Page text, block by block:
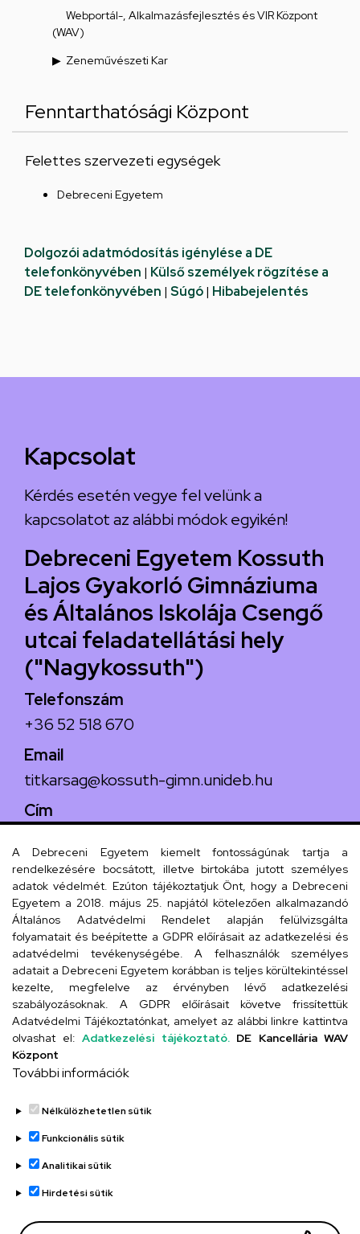
Webportál-, Alkalmazásfejlesztés és VIR Központ
(WAV)
Zeneművészeti Kar
Fenntarthatósági Központ
Felettes szervezeti egységek
Debreceni Egyetem
Dolgozói adatmódosítás igénylése a DE
telefonkönyvében | Külső személyek rögzítése a
DE telefonkönyvében | Súgó| Hibabejelentés
Kapcsolat
Kérdés esetén vegye fel velünk a
kapcsolatot az alábbi módok egyikén!
Debreceni Egyetem Kossuth
Lajos Gyakorló Gimnáziuma
és Általános Iskolája Csengő
utcai feladatellátási hely
("Nagykossuth")
Telefonszám
+36 52 518 670
Email
titkarsag@kossuth-gimn.unideb.hu
Cím
Szervezeti telefonkönyv
UD telefonkönyv
Titkárság
Adatvédelem
Adatvédelem
Régi oldal
A Debreceni Egyetem kiemelt fontosságúnak tartja a
rendelkezésére bocsátott, illetve birtokába jutott személyes
adatok védelmét. Ezúton tájékoztatjuk Önt, hogy a Debreceni
Egyetem a 2018. május 25. napjától kötelezően alkalmazandó
Általános Adatvédelmi Rendelet alapján felülvizsgálta
folyamatait és beépítette a GDPR előírásait az adatkezelési és
adatvédelmi tevékenységébe. A felhasználók személyes
adatait a Debreceni Egyetem korábban is teljes körültekintéssel
kezelte, megfelelve az érvényben lévő adatkezelési
szabályozásoknak. A GDPR előírásait követve frissítettük
Adatvédelmi Tájékoztatónkat, amelyet az alábbi linkre kattintva
olvashat el: Adatkezelési tájékoztató. DE Kancellária WAV
Központ
További információk
Nélkülözhetetlen sütik
Funkcionális sütik
Analitikai sütik
Hirdetési sütik